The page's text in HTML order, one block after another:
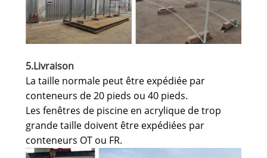
5.Livraison
La taille normale peut être expédiée par
conteneurs de 20 pieds ou 40 pieds.
Les fenêtres de piscine en acrylique de trop
grande taille doivent être expédiées par
conteneurs OT ou FR.